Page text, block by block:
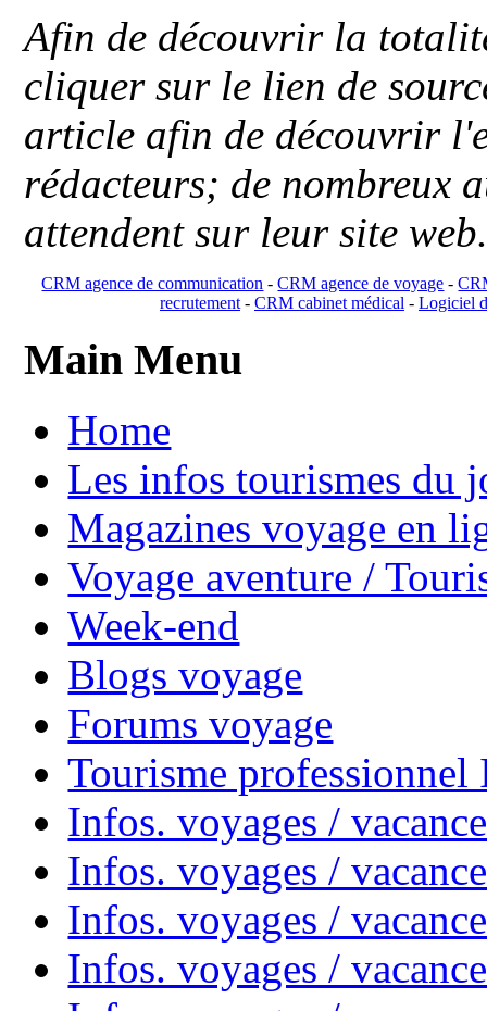
Afin de découvrir la
cliquer sur le lien de
article afin de découvrir
rédacteurs; de nombreux
attendent sur leur site
CRM agence de communication -CRM agence de voyage -
recrutement- CRM cabinet médical- Logiciel
Main Menu
Home
Les infos tourismes du
Magazines voyage en
Voyage aventure /
Week-end
Blogs voyage
Forums voyage
Tourisme
Infos. voyages /
Infos. voyages /
Infos. voyages /
Infos. voyages /